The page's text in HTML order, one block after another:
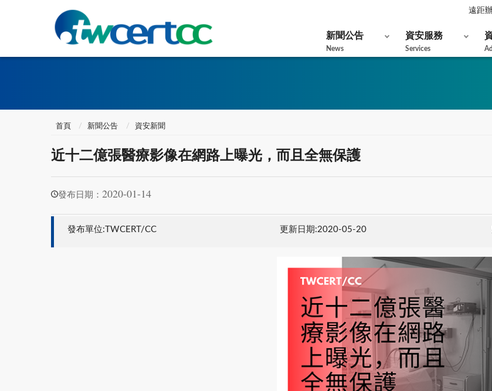
遠距
新聞公告
News
資安服務
Services
首頁 新聞公告 資安新聞
近十二億張醫療影像在網路上曝光，而且全無保護
發布日期： 2020-01-14
發布單位:TWCERT/CC 更新日期:2020-05-20